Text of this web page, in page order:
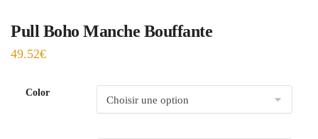
Pull Boho Manche Bouffante
49.52€
Color